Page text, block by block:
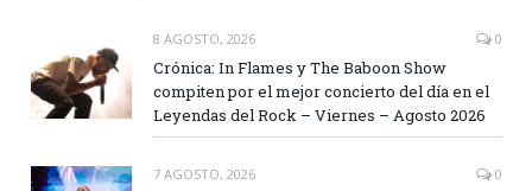
8 AGOSTO, 2026 0
Crónica: In Flames y The Baboon Show
compiten por el mejor concierto del día en el
Leyendas del Rock – Viernes – Agosto 2026
7 AGOSTO, 2026 0